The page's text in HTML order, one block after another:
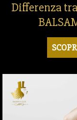
Differenza